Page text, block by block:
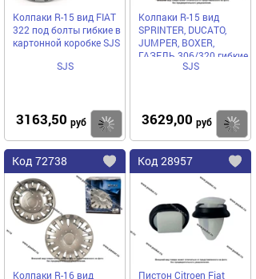
Колпаки R-15 вид FIAT
322 под болты гибкие в
картонной коробке SJS
SJS
3163,50 руб Купить
Колпаки R-15 вид
SPRINTER, DUCATO,
JUMPER, BOXER,
ГАЗЕЛЬ 306/320 гибкие
в картонной коробке
SJS
3629,00 руб
Код 72738
Добавить
в
избранное
Колпаки R-16 вид
Код 28957
Пистон Citroen Fiat